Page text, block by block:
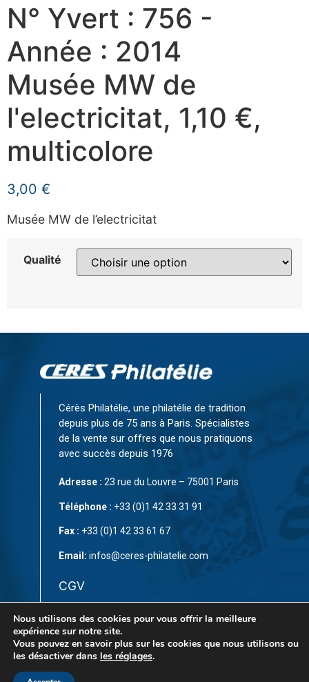
N° Yvert : 756 -
Année : 2014
Musée MW de
l'electricitat, 1,10 €,
multicolore
3,00 €
Musée MW de l’electricitat
Qualité
Cérès Philatélie, une philatélie de tradition
depuis plus de 75 ans à Paris. Spécialistes
de la vente sur offres que nous pratiquons
avec succès depuis 1976
Adresse : 23 rue du Louvre – 75001 Paris
Téléphone : +33 (0)1 42 33 31 91
Fax : +33 (0)1 42 33 61 67
Email: infos@ceres-philatelie.com
CGV
Mentions légales
Contact
Nous utilisons des cookies pour vous offrir la meilleure
expérience sur notre site.
Vous pouvez en savoir plus sur les cookies que nous utilisons ou
les désactiver dans les réglages.